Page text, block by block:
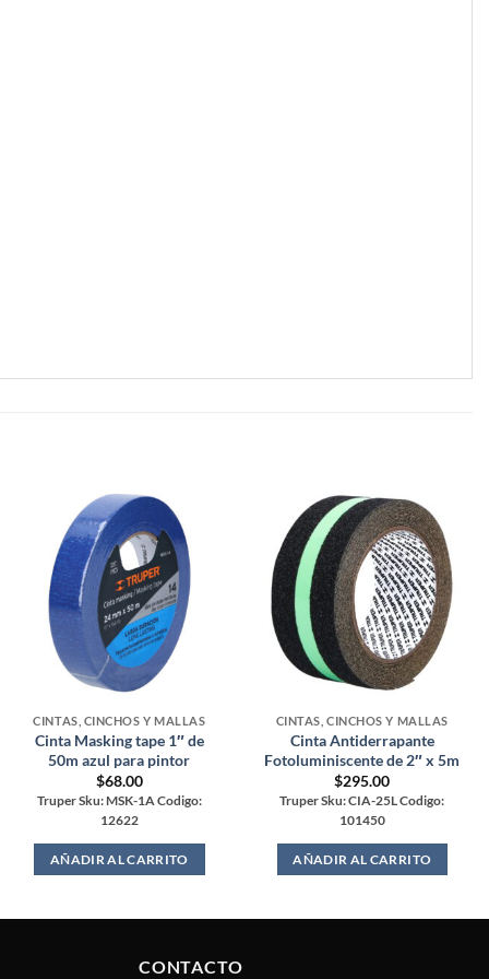
CINTAS, CINCHOS Y MALLAS
Cinta Masking tape 1″ de
50m azul para pintor
$68.00
Truper Sku: MSK-1A Codigo:
12622
AÑADIR AL CARRITO
CINTAS, CINCHOS Y MALLAS
Cinta Antiderrapante
Fotoluminiscente de 2″ x 5m
$295.00
Truper Sku: CIA-25L Codigo:
101450
AÑADIR AL CARRITO
CONTACTO